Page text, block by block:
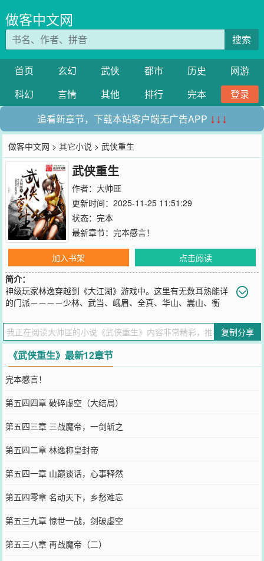
做客中文网
搜索
首页 玄幻 武侠 都市 历史
网游
科幻
言情 其他 排行 完本
登录
追看新章节，下载本站客户端无广告APP ↓↓↓
做客中文网 >其它小说 > 武侠重生
武侠重生
作者： 大帅匪
更新时间：2025-11-25 11:51:29
状态：完本
最新章节： 完本感言！
加入书架
点击阅读
简介：
神级玩家林逸穿越到《大江湖》游戏中。这里有无数耳熟能详
的门派－－－－少林、武当、峨眉、全真、华山、嵩山、衡
中的绝世神功－－－－九阳真经、九阴真经、斗转星移、六脉神剑、
凌波微步、太极神功、降龙十八掌、易筋经、北冥神功、八荒六合唯
我独尊功、独孤九剑、葵花宝典......此时正值朝廷微弱，江湖乱战的
时代。为了守护自己珍视的东西
您要是觉得《
里的朋友推荐哦！
复制分享
《武侠重生》最新12章节
完本感言！
第五四四章 破碎虚空（大结局）
第五四三章 三战魔帝，一剑斩之
第五四二章 林逸称皇封帝
第五四一章 山巅谈话，心事释然
第五四零章 名动天下，乡愁难忘
第五三九章 惊世一战，剑破虚空
第五三八章 再战魔帝（二）